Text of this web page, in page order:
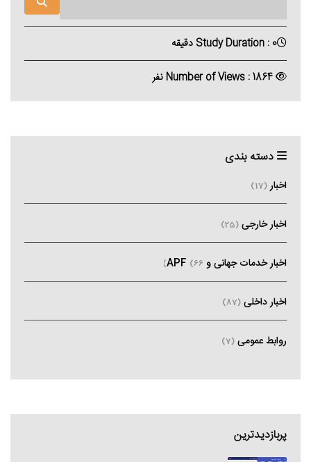
Study Duration : 0 دقیقه
دسته بندی
اخبار(17)
اخبار خارجی (25)
اخبار خدمات جهانی و APF (66)
اخبار داخلی (87)
روابط عمومی (7)
پربازدیدترین